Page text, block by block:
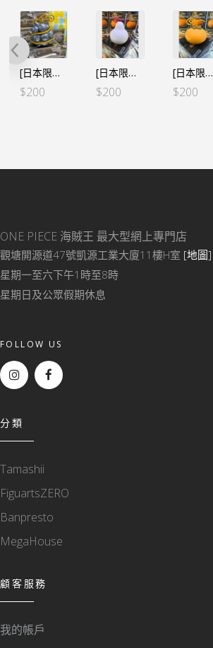
[日本限定] 海賊王 惡魔果實 房間小夜燈 – 基德 磁磁果實Ver.2 金屬色
$200
[日本限定] 海賊王 惡魔果實 房間小夜燈 – 明哥 線線果實
$200
[日本限定] 海賊王 惡魔果實 房間小夜燈 – 大和 犬犬果實 大口真神形態
$200
ONE PIECE 海賊王 最大型網上專門店
觀塘開源道47號凱源工業大廈11樓H室 [地圖]
星期一至六下午1時至8時
星期日及公眾假期休息
FOLLOW US
分類
Tamashii
FiguartsZERO
Banpresto
MegaHouse
顧客服務
我的帳戶